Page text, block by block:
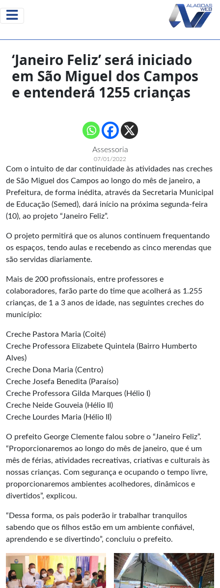
‘Janeiro Feliz’ será iniciado
em São Miguel dos Campos
e entenderá 1255 crianças
Assessoria
07/01/2022
Com o intuito de dar continuidade às atividades nas creches
de São Miguel dos Campos ao longo do mês de janeiro, a
Prefeitura, de forma inédita, através da Secretaria Municipal
de Educação (Semed), dará início na próxima segunda-feira
(10), ao projeto “Janeiro Feliz”.
O projeto permitirá que os alunos continuem frequentando
os espaços, tendo aulas e recebendo as cinco merendas que
são servidas diariamente.
Mais de 200 profissionais, entre professores e
colaboradores, farão parte do time que acolherá as 1.255
crianças, de 1 a 3 anos de idade, nas seguintes creches do
município:
Creche Pastora Maria (Coité)
Creche Professora Elizabete Quintela (Bairro Humberto
Alves)
Creche Dona Maria (Centro)
Creche Josefa Benedita (Paraíso)
Creche Professora Gilda Marques (Hélio I)
Creche Neide Gouveia (Hélio II)
Creche Lourdes Maria (Hélio II)
O prefeito George Clemente falou sobre o “Janeiro Feliz”.
“Proporcionaremos ao longo do mês de janeiro, que é um
mês de férias, atividades recreativas, criativas e culturais às
nossas crianças. Com segurança e ocupando o tempo livre,
proporcionaremos ambientes acolhedores, dinâmicos e
divertidos”, explicou.
“Dessa forma, os pais poderão ir trabalhar tranquilos
sabendo que os filhos estão em um ambiente confiável,
aprendendo e se divertindo”, concluiu o prefeito.